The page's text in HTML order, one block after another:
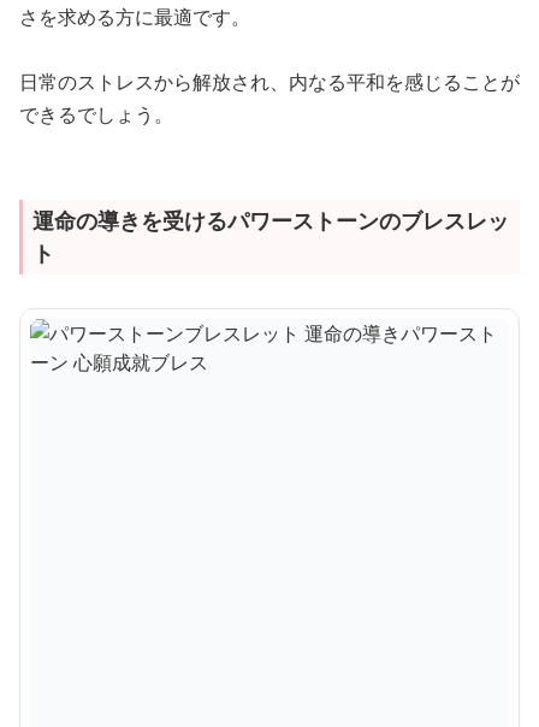
さを求める方に最適です。
日常のストレスから解放され、内なる平和を感じることが
できるでしょう。
運命の導きを受けるパワーストーンのブレスレッ
ト